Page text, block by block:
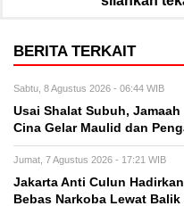
BERITA TERKAIT
Sabtu, 8 Agustus 2026 - 06:44 WIB
Usai Shalat Subuh,
Cina Gelar Maulid dan
Jumat, 7 Agustus 2026 - 17:21 WIB
Jakarta Anti Culun
Bebas Narkoba Lewat Balik